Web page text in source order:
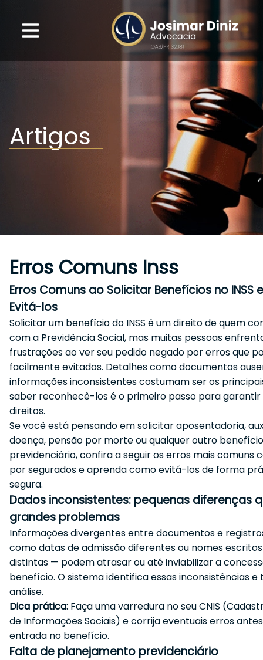
Artigos
Erros Comuns Inss
Erros Comuns ao Solicitar Benefícios no INSS
Evitá-los
Solicitar um benefício do INSS é um direito de quem
com a Previdência Social, mas muitas pessoas
frustrações ao ver seu pedido negado por erros que
facilmente evitados. Detalhes como documentos
informações inconsistentes costumam ser os
saber reconhecê-los é o primeiro passo para garantir
direitos.
Se você está pensando em solicitar aposentadoria,
doença, pensão por morte ou qualquer outro benefício
previdenciário, confira a seguir os erros mais comuns
por segurados e aprenda como evitá-los de forma
segura.
Dados inconsistentes: pequenas diferenças
grandes problemas
Informações divergentes entre documentos e
como datas de admissão diferentes ou nomes
distintas — podem atrasar ou até inviabilizar a
benefício. O sistema identifica essas inconsistências e
análise.
Dica prática: Faça uma varredura no seu CNIS
de Informações Sociais) e corrija eventuais erros
entrada no benefício.
Falta de planejamento previdenciário